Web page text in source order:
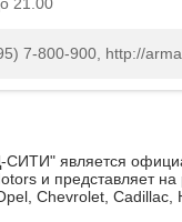
7-800-900, http://
является
и представляет
Chevrolet, Cadillac,